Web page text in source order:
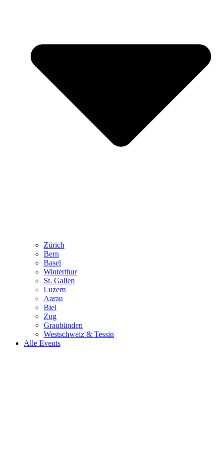
Zürich
Bern
Basel
Winterthur
St. Gallen
Luzern
Aarau
Biel
Zug
Graubünden
Westschweiz & Tessin
Alle Events